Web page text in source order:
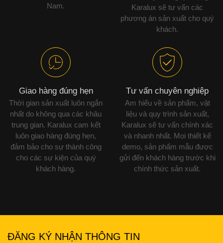
Nam.
Karalux sẽ tư vấn các
phương án sản xuất cho quý
khách.
Giao hàng đúng hẹn
Thời gian sản xuất luôn ngắn
nhất do không qua các khâu
trung gian. Karalux cam kết
luôn giao hàng đúng hẹn,
đảm bảo cho sự thành công
cho các sự kiện của quý
khách hàng.
Tư vấn chuyên nghiệp
Am hiểu về sản phẩm, vật
liệu và quy trình sản xuất,
Karalux sẽ tư vấn chính xác
và nhanh nhất. Mọi thiết kế
demo, sản phẩm mẫu được
gửi đến khách hàng trước khi
chính thức sản xuất.
ĐĂNG KÝ NHẬN THÔNG TIN